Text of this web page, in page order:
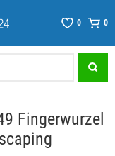
0 0
Fingerwurzel